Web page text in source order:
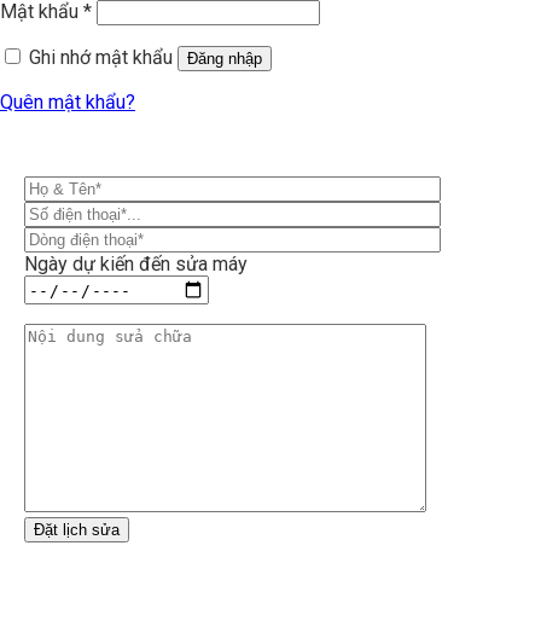
Mật khẩu *
Ghi nhớ mật khẩu
Đăng nhập
Quên mật khẩu?
Ngày dự kiến đến sửa máy